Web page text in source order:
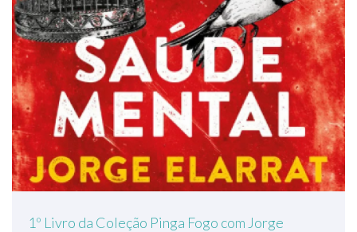
1º Livro da Coleção Pinga Fogo com Jorge